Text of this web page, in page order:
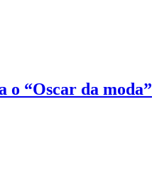
o “Oscar da moda”